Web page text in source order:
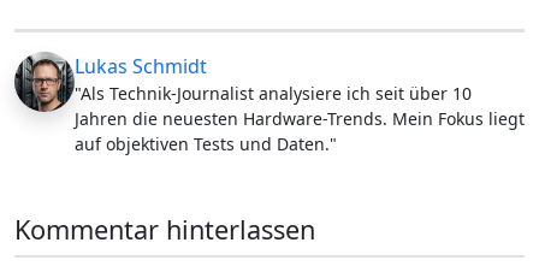
Lukas Schmidt
"Als Technik-Journalist analysiere ich seit über 10
Jahren die neuesten Hardware-Trends. Mein Fokus liegt
auf objektiven Tests und Daten."
Kommentar hinterlassen